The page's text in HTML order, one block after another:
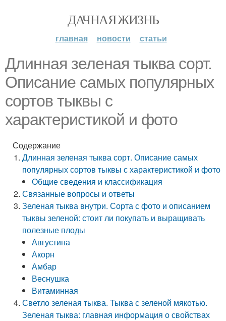
ДАЧНАЯ ЖИЗНЬ
главная новости статьи
Длинная зеленая тыква сорт.
Описание самых популярных
сортов тыквы с
характеристикой и фото
Содержание
Длинная зеленая тыква сорт. Описание самых
популярных сортов тыквы с характеристикой и фото
Общие сведения и классификация
Связанные вопросы и ответы
Зеленая тыква внутри. Сорта с фото и описанием
тыквы зеленой: стоит ли покупать и выращивать
полезные плоды
Августина
Акорн
Амбар
Веснушка
Витаминная
Светло зеленая тыква. Тыква с зеленой мякотью.
Зеленая тыква: главная информация о свойствах